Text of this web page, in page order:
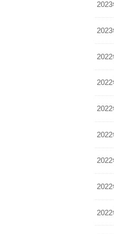
2023
2023
2022
2022
2022
2022
2022
2022
2022